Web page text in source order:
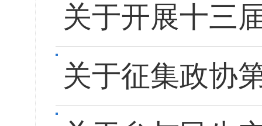
关于开展十三
关于征集政协